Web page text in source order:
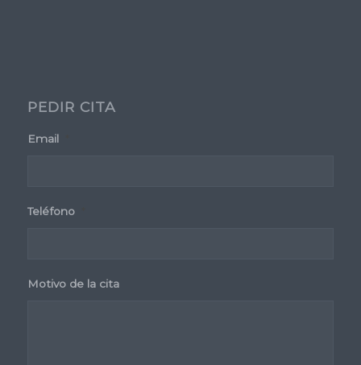
PEDIR CITA
Email
Teléfono
Motivo de la cita